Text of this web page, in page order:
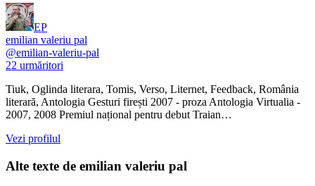
EP
emilian valeriu pal
@emilian-valeriu-pal
22 urmăritori
Tiuk, Oglinda literara, Tomis, Verso, Liternet, Feedback, România
literară, Antologia Gesturi firești 2007 - proza Antologia Virtualia -
2007, 2008 Premiul național pentru debut Traian…
Vezi profilul
Alte texte de emilian valeriu pal